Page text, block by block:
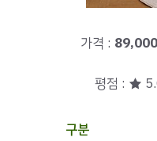
가격 :
평점 : ★
구분